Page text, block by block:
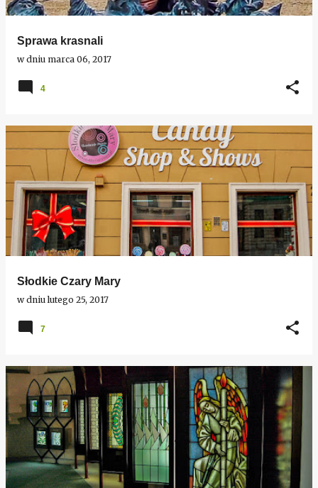
Sprawa krasnali
w dniu marca 06, 2017
4
Słodkie Czary Mary
w dniulutego 25, 2017
7